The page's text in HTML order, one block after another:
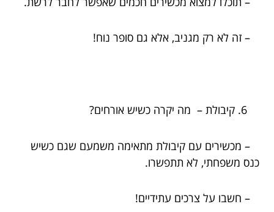
– זה לא רק מגניב, אלא גם סופר נוח!
קיבולת – מה יקרה כשיש אורחים?
– מכשירים עם קיבולת מתאימה משמעם שגם כשיש
כנס משפחתי, לא תתפשרו.
– חשבו על צרכים עתידיים!